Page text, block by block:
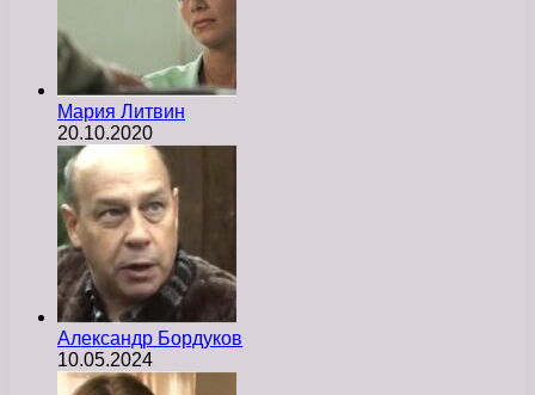
Мария Литвин
20.10.2020
Александр Бордуков
10.05.2024